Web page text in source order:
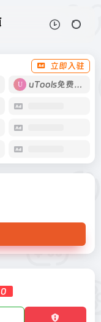
立即入驻
uTools免费工具箱
0